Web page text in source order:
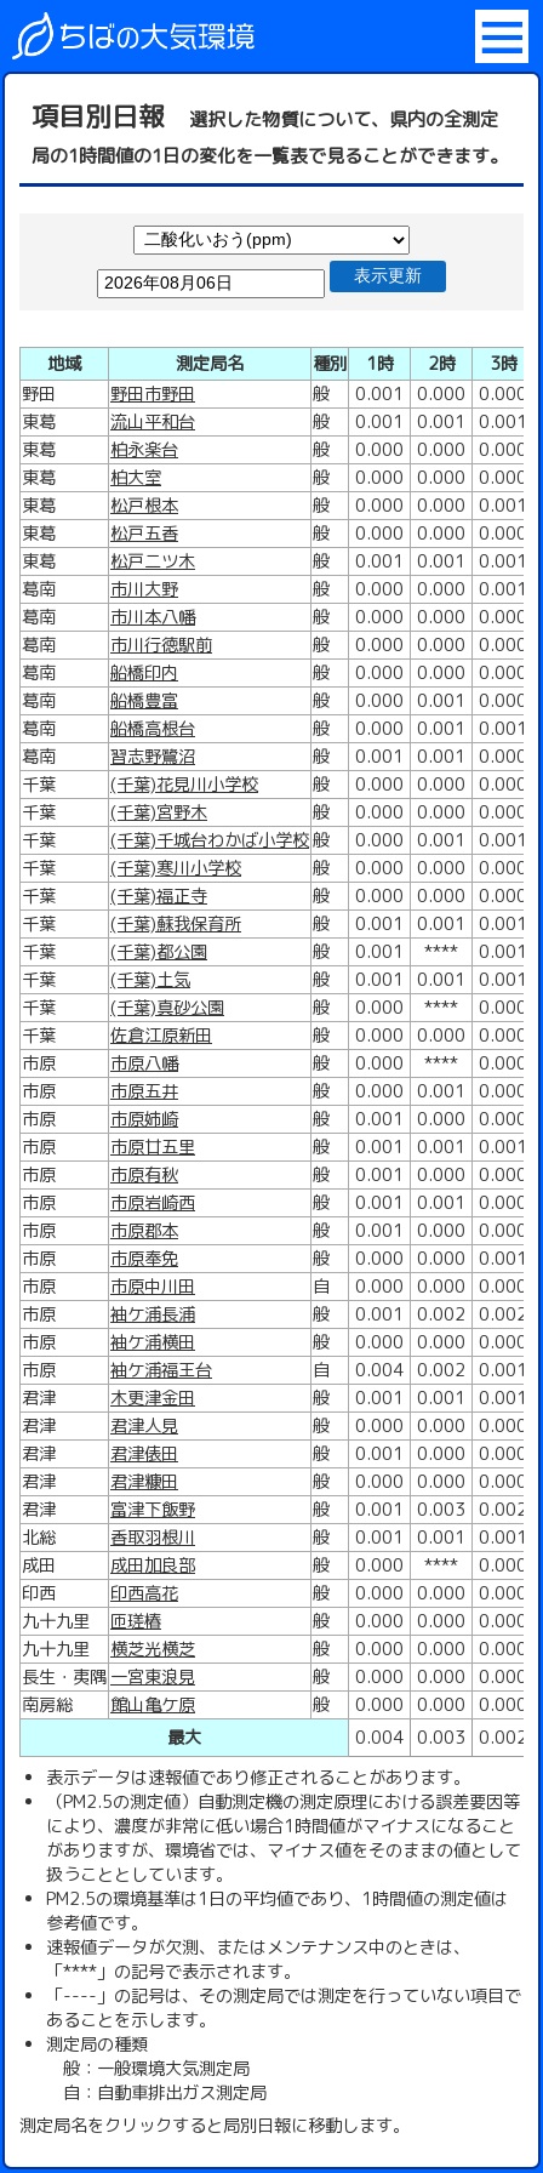
項目別日報
選択した物質について、県内の全測定
局の1時間値の1日の変化を一覧表で見ることができます。
表示更新
地域 測定局名 種別 1時 2時
3時
野田
野田市野田 般 0.001 0.000 0.000
東葛
流山平和台 般 0.001 0.001 0.001
東葛
柏永楽台 般 0.000 0.000 0.000
東葛
柏大室 般 0.000 0.000 0.000
東葛
松戸根本 般 0.000 0.000 0.001
東葛
松戸五香 般 0.000 0.000 0.000
東葛
松戸二ツ木 般 0.001 0.001 0.001
葛南
市川大野 般 0.000 0.000 0.001
葛南
市川本八幡 般 0.000 0.000 0.000
葛南
市川行徳駅前 般 0.000 0.000 0.000
葛南
船橋印内 般 0.000 0.000 0.000
葛南
船橋豊富 般 0.000 0.001 0.000
葛南
船橋高根台 般 0.000 0.001 0.001
葛南
習志野鷺沼 般 0.001 0.001 0.000
千葉
(千葉)花見川小学校 般 0.000 0.000 0.000
千葉
(千葉)宮野木 般 0.000 0.000 0.000
千葉
(千葉)千城台わかば小学校般 0.000 0.001 0.001
千葉
(千葉)寒川小学校 般 0.000 0.000 0.000
千葉
(千葉)福正寺 般 0.000 0.000 0.000
千葉
(千葉)蘇我保育所 般 0.001 0.001 0.001
千葉
(千葉)都公園 般 0.001 **** 0.001
千葉
(千葉)土気 般 0.001 0.001 0.001
千葉
(千葉)真砂公園 般 0.000 **** 0.000
千葉
佐倉江原新田 般 0.000 0.000 0.000
市原
市原八幡 般 0.000 **** 0.000
市原
市原五井 般 0.000 0.001 0.000
市原
市原姉崎 般 0.001 0.000 0.000
市原
市原廿五里 般 0.001 0.001 0.001
市原
市原有秋 般 0.001 0.000 0.000
市原
市原岩崎西 般 0.001 0.001 0.000
市原
市原郡本 般 0.001 0.000 0.000
市原
市原奉免 般 0.000 0.000 0.001
市原
市原中川田 自 0.000 0.000 0.000
市原
袖ケ浦長浦 般 0.001 0.002 0.002
市原
袖ケ浦横田 般 0.000 0.000 0.000
市原
袖ケ浦福王台 自 0.004 0.002 0.001
君津
木更津金田 般 0.001 0.001 0.001
君津
君津人見 般 0.000 0.000 0.000
君津
君津俵田 般 0.001 0.000 0.000
君津
君津糠田 般 0.000 0.000 0.000
君津
富津下飯野 般 0.001 0.003 0.002
北総
香取羽根川 般 0.001 0.001 0.001
成田
成田加良部 般 0.000 **** 0.000
印西
印西高花 般 0.000 0.000 0.000
九十九里
匝瑳椿 般 0.000 0.000 0.000
九十九里
横芝光横芝 般 0.000 0.000 0.000
長生・夷隅 一宮東浪見 般 0.000 0.000 0.000
南房総
館山亀ケ原 般 0.000 0.000 0.000
最大
0.004 0.003 0.002
表示データは速報値であり修正されることがあります。
（PM2.5の測定値）自動測定機の測定原理における誤差要因等
により、濃度が非常に低い場合1時間値がマイナスになること
がありますが、環境省では、マイナス値をそのままの値として
扱うこととしています。
PM2.5の環境基準は1日の平均値であり、1時間値の測定値は
参考値です。
速報値データが欠測、またはメンテナンス中のときは、
「****」の記号で表示されます。
「----」の記号は、その測定局では測定を行っていない項目で
あることを示します。
測定局の種類
般：一般環境大気測定局
自：自動車排出ガス測定局
測定局名をクリックすると局別日報に移動します。